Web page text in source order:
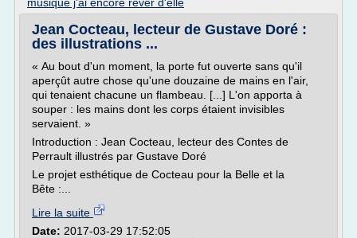
Jean Cocteau, lecteur de Gustave Doré :
des illustrations ...
« Au bout d'un moment, la porte fut ouverte sans qu'il
aperçût autre chose qu'une douzaine de mains en l'air,
qui tenaient chacune un flambeau. [...] L'on apporta à
souper : les mains dont les corps étaient invisibles
servaient. »
Introduction : Jean Cocteau, lecteur des Contes de
Perrault illustrés par Gustave Doré
Le projet esthétique de Cocteau pour la Belle et la
Bête :...
Lire la suite
Date: 2017-03-29 17:52:05